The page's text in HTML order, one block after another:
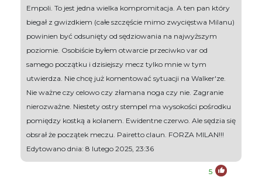
Empoli. To jest jedna wielka kompromitacja. A ten pan który
biegał z gwizdkiem (całe szczęście mimo zwycięstwa Milanu)
powinien być odsunięty od sędziowania na najwyższym
poziomie. Osobiście byłem otwarcie przeciwko var od
samego początku i dzisiejszy mecz tylko mnie w tym
utwierdza. Nie chcę już komentować sytuacji na Walker'ze.
Nie ważne czy celowo czy złamana noga czy nie. Zagranie
nierozważne. Niestety ostry stempel ma wysokości pośrodku
pomiędzy kostką a kolanem. Ewidentne czerwo. Ale sędzia się
obsrał że początek meczu. Pairetto claun. FORZA MILAN!!!
Edytowano dnia: 8 lutego 2025, 23:36
5